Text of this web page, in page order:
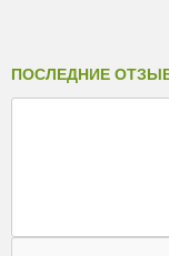
ПОСЛЕДНИЕ